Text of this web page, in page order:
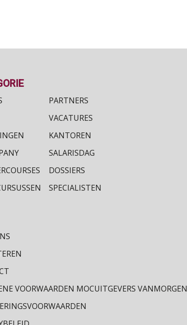
PARTNERS
VACATURES
KANTOREN
SALARISDAG
DOSSIERS
SPECIALISTEN
VOORWAARDEN MOCUITGEVERS VANMORGEN